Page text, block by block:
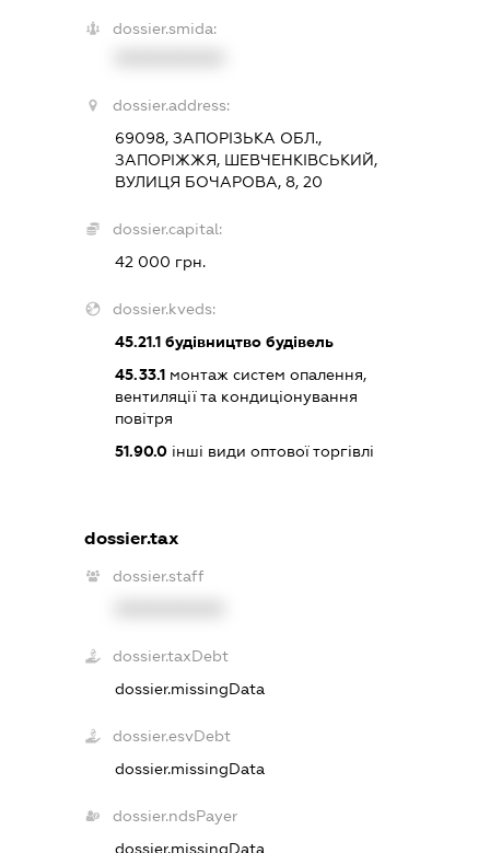
dossier.smida:
dossier.address:
69098, ЗАПОРІЗЬКА ОБЛ.,
ЗАПОРІЖЖЯ, ШЕВЧЕНКІВСЬКИЙ,
ВУЛИЦЯ БОЧАРОВА, 8, 20
dossier.capital:
42 000 грн.
dossier.kveds:
45.21.1 будівництво будівель
45.33.1 монтаж систем опалення,
вентиляції та кондиціонування
повітря
51.90.0 інші види оптової торгівлі
dossier.tax
dossier.staff
dossier.taxDebt
dossier.missingData
dossier.esvDebt
dossier.missingData
dossier.ndsPayer
dossier.missingData